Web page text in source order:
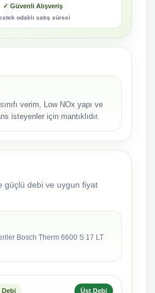
✓ Güvenli Alışveriş
odaklı satış süreci
verim, Low NOx yapı ve
isteyenler için mantıklıdır.
güçlü debi ve uygun fiyat
Bosch Therm 6600 S 17 LT
Debi Üst Debi